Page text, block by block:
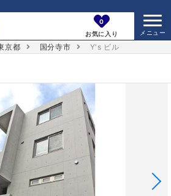
0
お気に入り
京都 国分寺市 Y's ビル